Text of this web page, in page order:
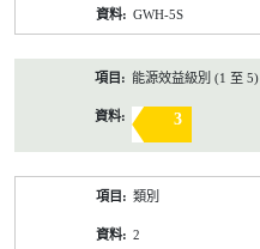
GWH-5S
能源效益級別 (1 至 5)
3
類別
2